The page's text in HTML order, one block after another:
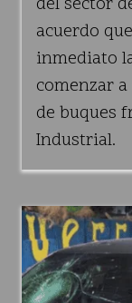
acuerdo
inmediato
comenzar
de buques
Industrial.